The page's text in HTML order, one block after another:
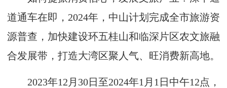
道通车在即，2024年，中山计划完成全市旅游资
源普查，加快建设环五桂山和临深片区农文旅融
合发展带，打造大湾区聚人气、旺消费新高地。
2023年12月30日至2024年1月1日中午12点，